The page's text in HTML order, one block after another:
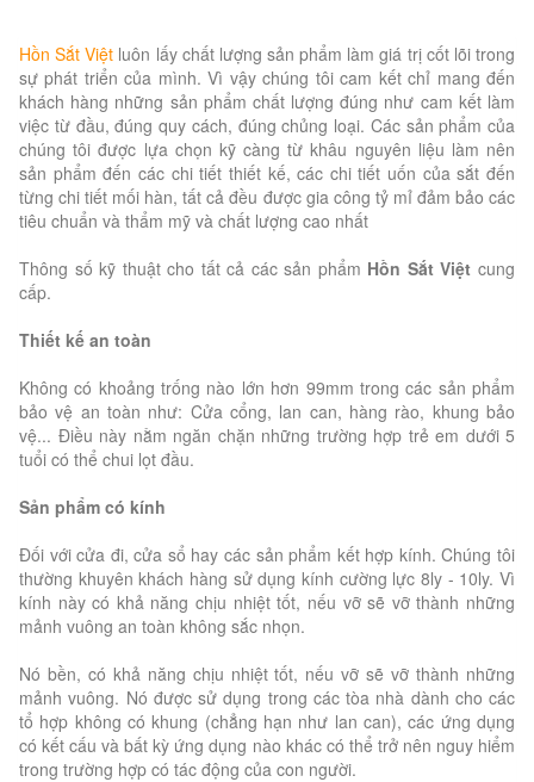
Hồn Sắt Việt luôn lấy chất lượng sản phẩm làm giá trị cốt lõi trong
sự phát triển của mình. Vì vậy chúng tôi cam kết chỉ mang đến
khách hàng những sản phẩm chất lượng đúng như cam kết làm
việc từ đầu, đúng quy cách, đúng chủng loại. Các sản phẩm của
chúng tôi được lựa chọn kỹ càng từ khâu nguyên liệu làm nên
sản phẩm đến các chi tiết thiết kế, các chi tiết uốn của sắt đến
từng chi tiết mối hàn, tất cả đều được gia công tỷ mỉ đảm bảo các
tiêu chuẩn và thẩm mỹ và chất lượng cao nhất
Thông số kỹ thuật cho tất cả các sản phẩm Hồn Sắt Việtcung
cấp.
Thiết kế an toàn
Không có khoảng trống nào lớn hơn 99mm trong các sản phẩm
bảo vệ an toàn như: Cửa cổng, lan can, hàng rào, khung bảo
vệ... Điều này nằm ngăn chặn những trường hợp trẻ em dưới 5
tuổi có thể chui lọt đầu.
Sản phẩm có kính
Đối với cửa đi, cửa sổ hay các sản phẩm kết hợp kính. Chúng tôi
thường khuyên khách hàng sử dụng kính cường lực 8ly - 10ly. Vì
kính này có khả năng chịu nhiệt tốt, nếu vỡ sẽ vỡ thành những
mảnh vuông an toàn không sắc nhọn.
Nó bền, có khả năng chịu nhiệt tốt, nếu vỡ sẽ vỡ thành những
mảnh vuông. Nó được sử dụng trong các tòa nhà dành cho các
tổ hợp không có khung (chẳng hạn như lan can), các ứng dụng
có kết cấu và bất kỳ ứng dụng nào khác có thể trở nên nguy hiểm
trong trường hợp có tác động của con người.